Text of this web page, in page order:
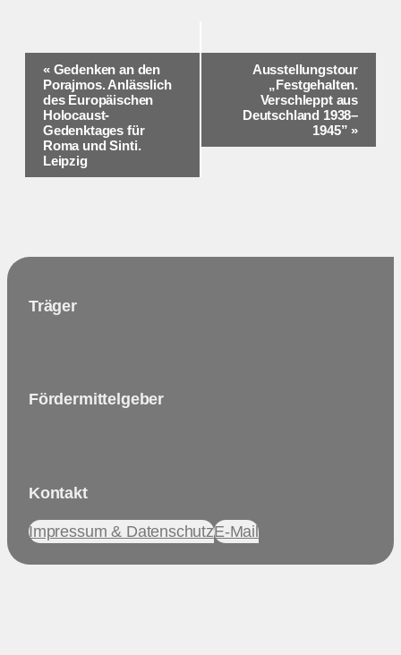
Veranstaltung-
Navigation
«Gedenken an den
Porajmos. Anlässlich
des Europäischen
Holocaust-
Gedenktages für
Roma und Sinti.
Leipzig
Ausstellungstour
„Festgehalten.
Verschleppt aus
Deutschland 1938–
1945” »
Träger
Fördermittelgeber
Kontakt
Impressum & DatenschutzE-Mail